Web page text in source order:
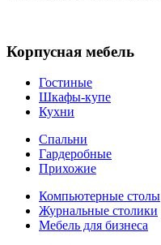
Корпусная мебель
Гостиные
Шкафы-купе
Кухни
Спальни
Гардеробные
Прихожие
Компьютерные столы
Журнальные столики
Мебель для бизнеса